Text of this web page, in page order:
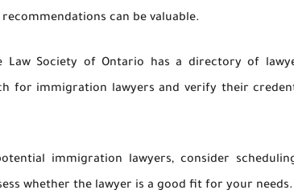
can be valuable.
Law Society of Ontario has a directory of
for immigration lawyers and verify their
immigration lawyers, consider
whether the lawyer is a good fit for your needs.